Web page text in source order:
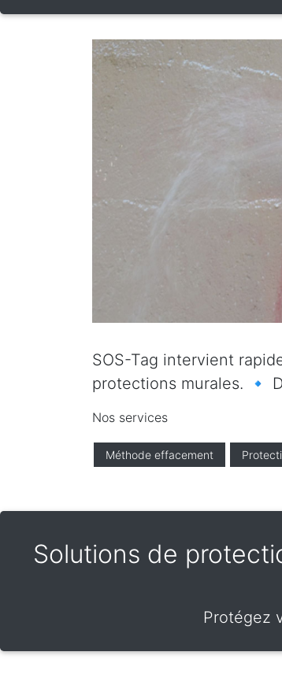
SOS-Tag intervient
protections murales. 🔹
Nos services
Méthode effacement
Solutions de
Protégez